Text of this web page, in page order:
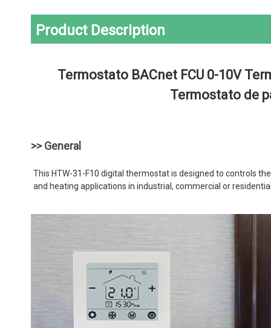
Product Description
Termostato BACnet FCU 0-10V
Termostato de
>> General
This HTW-31-F10 digital thermostat is designed to controls
and heating applications in industrial, commercial or